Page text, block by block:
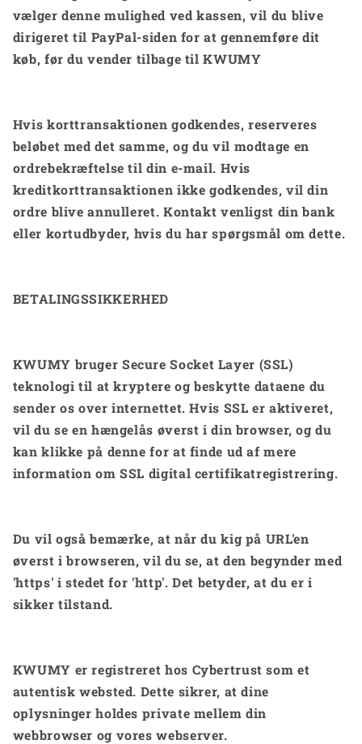
vælger denne mulighed ved kassen, vil du blive
dirigeret til PayPal-siden for at gennemføre dit
køb, før du vender tilbage til KWUMY
Hvis korttransaktionen godkendes, reserveres
beløbet med det samme, og du vil modtage en
ordrebekræftelse til din e-mail. Hvis
kreditkorttransaktionen ikke godkendes, vil din
ordre blive annulleret. Kontakt venligst din bank
eller kortudbyder, hvis du har spørgsmål om dette.
BETALINGSSIKKERHED
KWUMY bruger Secure Socket Layer (SSL)
teknologi til at kryptere og beskytte dataene du
sender os over internettet. Hvis SSL er aktiveret,
vil du se en hængelås øverst i din browser, og du
kan klikke på denne for at finde ud af mere
information om SSL digital certifikatregistrering.
Du vil også bemærke, at når du kig på URL'en
øverst i browseren, vil du se, at den begynder med
'https' i stedet for 'http'. Det betyder, at du er i
sikker tilstand.
KWUMY er registreret hos Cybertrust som et
autentisk websted. Dette sikrer, at dine
oplysninger holdes private mellem din
webbrowser og vores webserver.